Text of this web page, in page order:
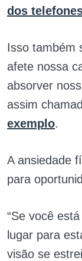
dos
Isso também
afete nossa
absorver
assim
exemplo.
A ansiedade
para
“Se você
lugar para
visão se